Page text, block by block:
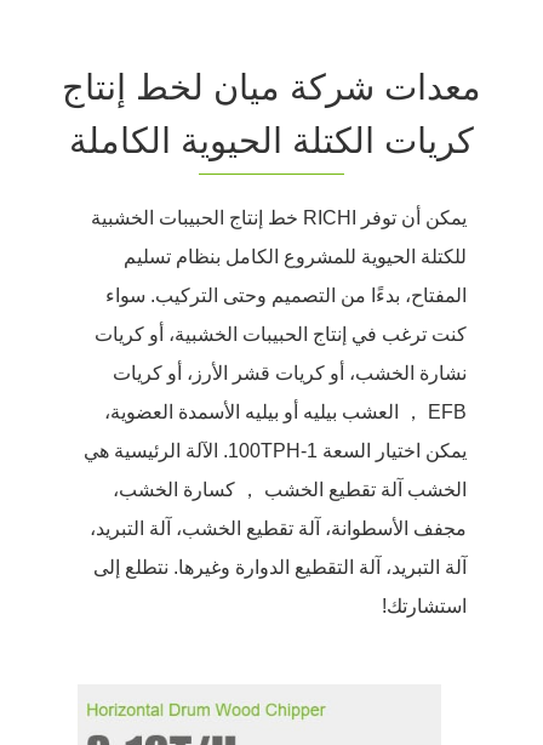
معدات شركة ميان لخط إنتاج
كريات الكتلة الحيوية الكاملة
يمكن أن توفر RICHI خط إنتاج الحبيبات الخشبية
للكتلة الحيوية للمشروع الكامل بنظام تسليم
المفتاح، بدءًا من التصميم وحتى التركيب. سواء
كنت ترغب في إنتاج الحبيبات الخشبية، أو كريات
نشارة الخشب، أو كريات قشر الأرز، أو كريات
EFB ， العشب بيليه أو بيليه الأسمدة العضوية،
يمكن اختيار السعة 1-100TPH. الآلة الرئيسية هي
الخشب آلة تقطيع الخشب ， كسارة الخشب،
مجفف الأسطوانة، آلة تقطيع الخشب، آلة التبريد،
آلة التبريد، آلة التقطيع الدوارة وغيرها. نتطلع إلى
استشارتك!